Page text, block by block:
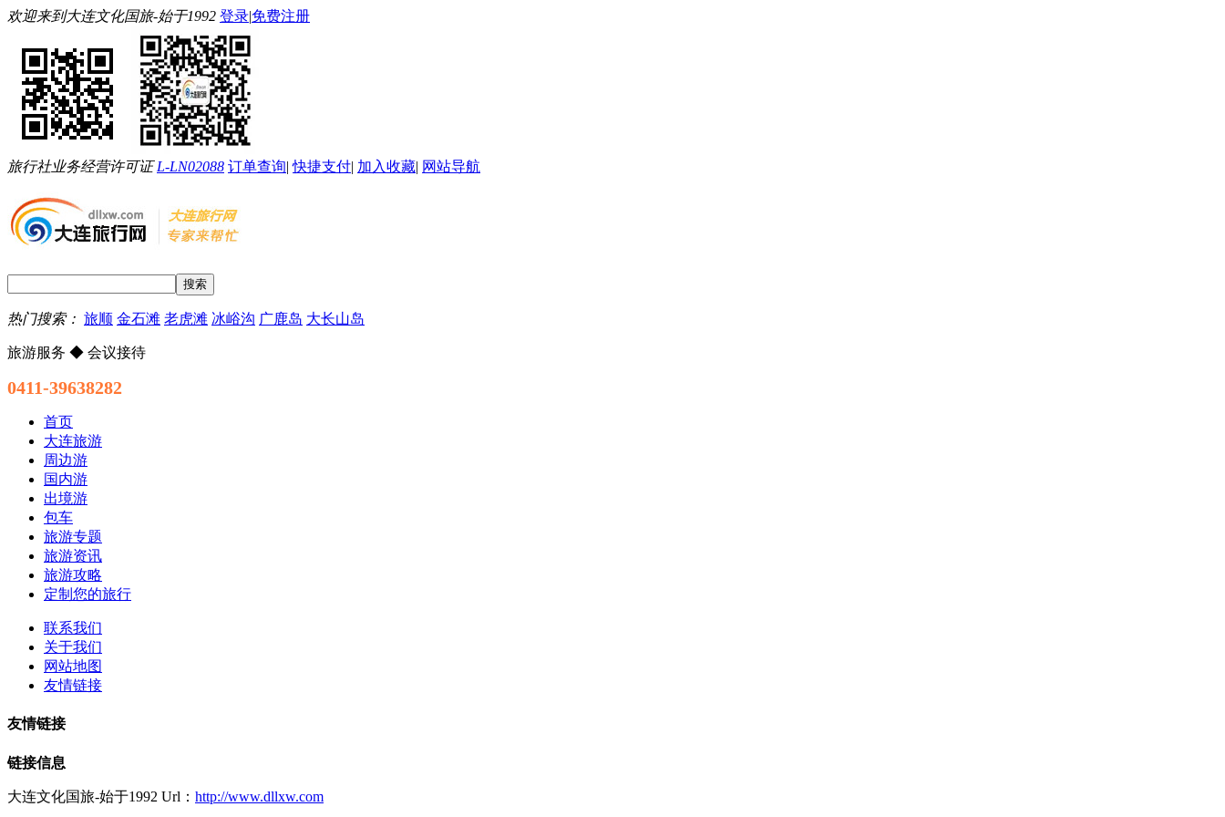
欢迎来到大连文化国旅-始于1992 登录|免费注册
旅行社业务经营许可证L-LN02088 订单查询|快捷支付| 加入收藏| 网站导航
热门搜索： 旅顺 金石滩 老虎滩 冰峪沟 广鹿岛 大长山岛
旅游服务 ◆ 会议接待
0411-39638282
首页
大连旅游
周边游
国内游
出境游
包车
旅游专题
旅游资讯
旅游攻略
定制您的旅行
联系我们
关于我们
网站地图
友情链接
友情链接
链接信息
大连文化国旅-始于1992 Url： http://www.dllxw.com